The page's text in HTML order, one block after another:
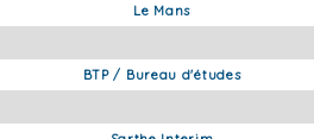
Le Mans
BTP / Bureau d'études